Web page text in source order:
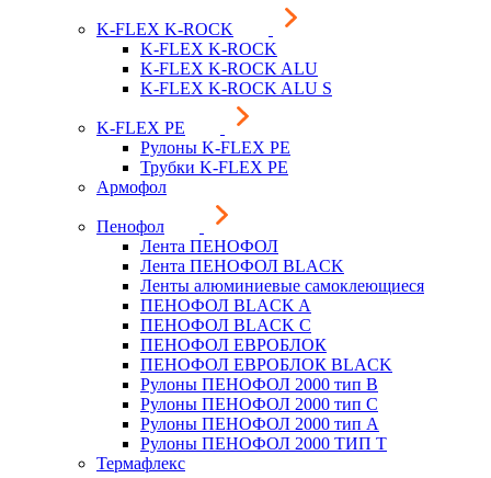
K-FLEX K-ROCK
K-FLEX K-ROCK
K-FLEX K-ROCK ALU
K-FLEX K-ROCK ALU S
K-FLEX PE
Рулоны K-FLEX PE
Трубки K-FLEX PE
Армофол
Пенофол
Лента ПЕНОФОЛ
Лента ПЕНОФОЛ BLACK
Ленты алюминиевые самоклеющиеся
ПЕНОФОЛ BLACK A
ПЕНОФОЛ BLACK С
ПЕНОФОЛ ЕВРОБЛОК
ПЕНОФОЛ ЕВРОБЛОК BLACK
Рулоны ПЕНОФОЛ 2000 тип B
Рулоны ПЕНОФОЛ 2000 тип C
Рулоны ПЕНОФОЛ 2000 тип А
Рулоны ПЕНОФОЛ 2000 ТИП Т
Термафлекс